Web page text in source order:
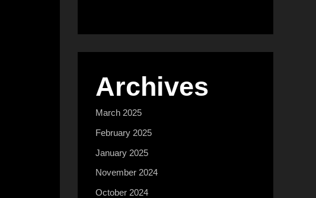
Archives
March 2025
February 2025
January 2025
November 2024
October 2024